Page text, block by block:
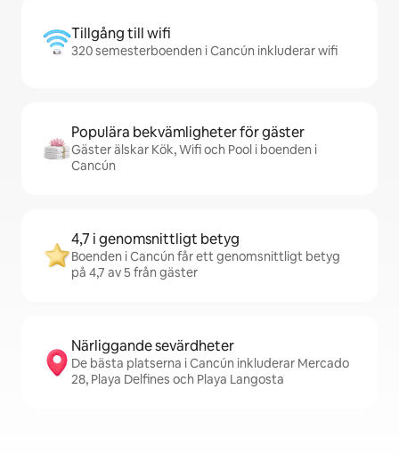
Tillgång till wifi
320 semesterboenden i Cancún inkluderar wifi
Populära bekvämligheter för gäster
Gäster älskar Kök, Wifi och Pool i boenden i
Cancún
4,7 i genomsnittligt betyg
Boenden i Cancún får ett genomsnittligt betyg
på 4,7 av 5 från gäster
Närliggande sevärdheter
De bästa platserna i Cancún inkluderar Mercado
28, Playa Delfines och Playa Langosta